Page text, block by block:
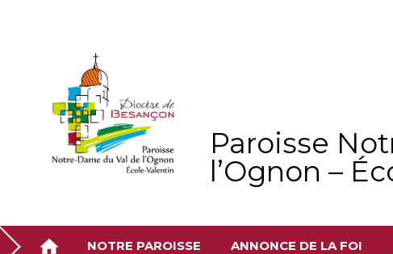
Paroisse
l’Ognon –
NOTRE PAROISSE ANNONCE DE LA FOI